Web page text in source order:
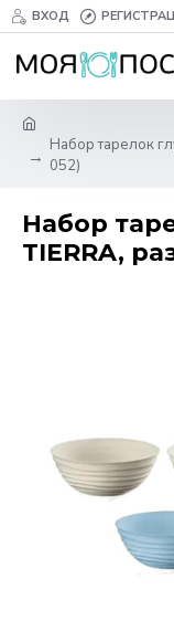
ВХОД
Набор тарелок
052)
Набор
TIERRA,